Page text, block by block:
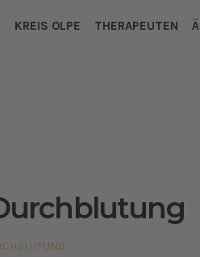
KREIS OLPE THERAPEUTEN